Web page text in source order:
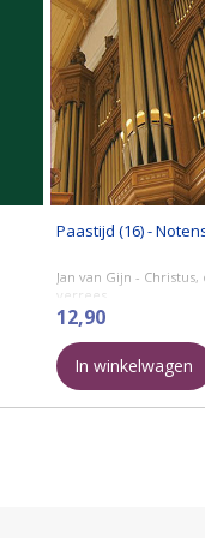
Paastijd (16) -
Jan van Gijn -
verrees
Daar juicht een toon,
stem
Ik zeg het allen dat Hij
Jezus leeft en ...
12,90
In winkelwagen